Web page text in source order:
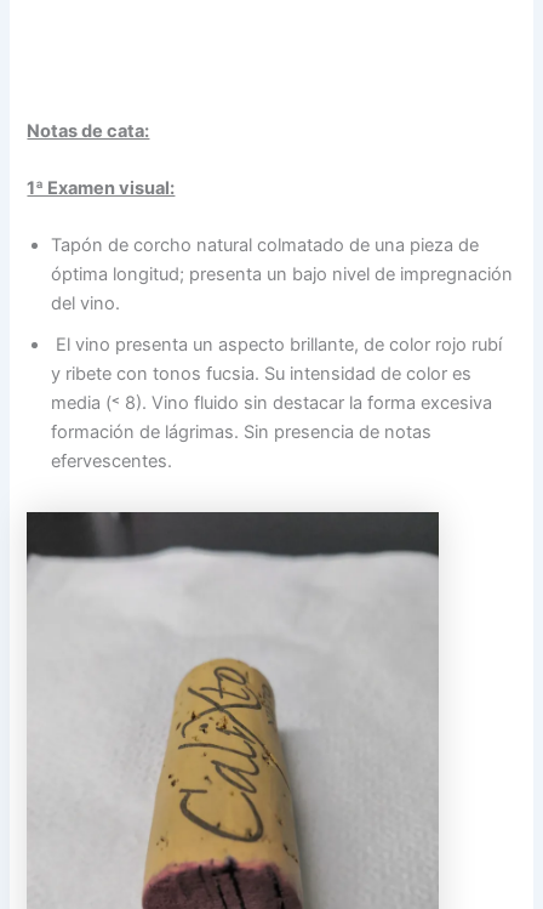
Notas de cata:
1ª Examen visual:
Tapón de corcho natural colmatado de una pieza de
óptima longitud; presenta un bajo nivel de impregnación
del vino.
El vino presenta un aspecto brillante, de color rojo rubí
y ribete con tonos fucsia. Su intensidad de color es
media (˂ 8). Vino fluido sin destacar la forma excesiva
formación de lágrimas. Sin presencia de notas
efervescentes.